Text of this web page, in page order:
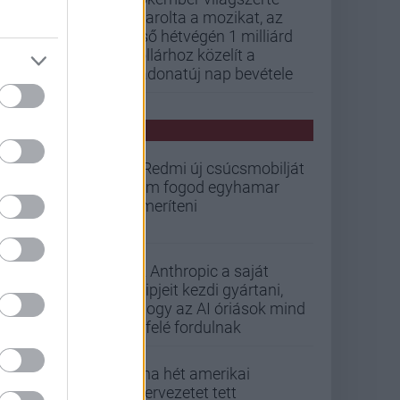
letarolta a mozikat, az
első hétvégén 1 milliárd
dollárhoz közelít a
Vadonatúj nap bevétele
A Redmi új csúcsmobilját
nem fogod egyhamar
lemeríteni
Az Anthropic a saját
chipjeit kezdi gyártani,
ahogy az AI óriások mind
befelé fordulnak
Kína hét amerikai
szervezetet tett